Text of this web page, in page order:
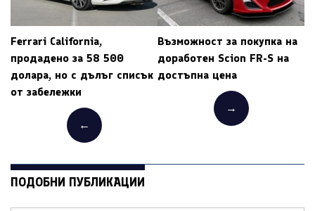
Ferrari California,
продадено за 58 500
долара, но с дълъг списък
от забележки
←
Възможност за покупка на
доработен Scion FR-S на
достъпна цена
→
ПОДОБНИ ПУБЛИКАЦИИ